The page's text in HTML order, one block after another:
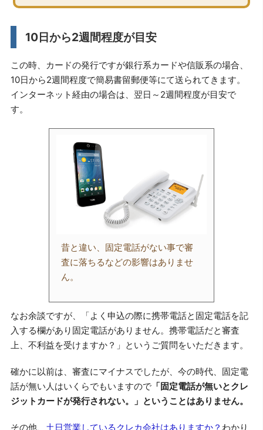
10日から2週間程度が目安
この時、カードの発行ですが銀行系カードや信販系の場合、
10日から2週間程度で簡易書留郵便等にて送られてきます。
インターネット経由の場合は、翌日～2週間程度が目安で
す。
昔と違い、固定電話がない事で審
査に落ちるなどの影響はありませ
ん。
なお余談ですが、「よく申込の際に携帯電話と固定電話を記
入する欄があり固定電話がありません。携帯電話だと審査
上、不利益を受けますか？」というご質問をいただきます。
確かに以前は、審査にマイナスでしたが、今の時代、固定電
話が無い人はいくらでもいますので「固定電話が無いとクレ
ジットカードが発行されない。」ということはありません。
その他、 土日営業しているクレカ会社はありますか？ わかり